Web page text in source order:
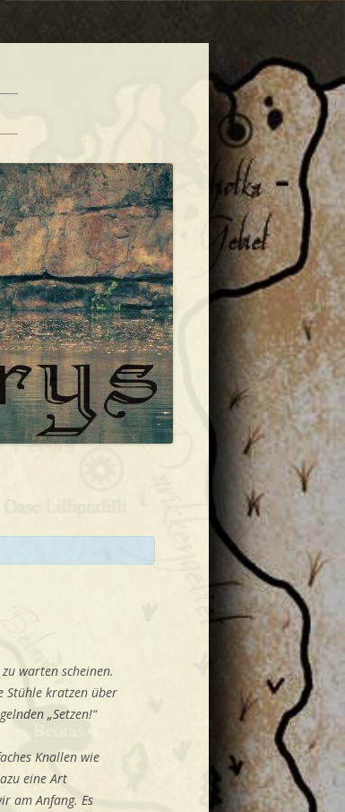
warten scheinen.
Stühle kratzen über
„Setzen!“
Knallen wie
eine Art
am Anfang. Es